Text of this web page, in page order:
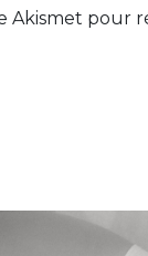
Akismet pour